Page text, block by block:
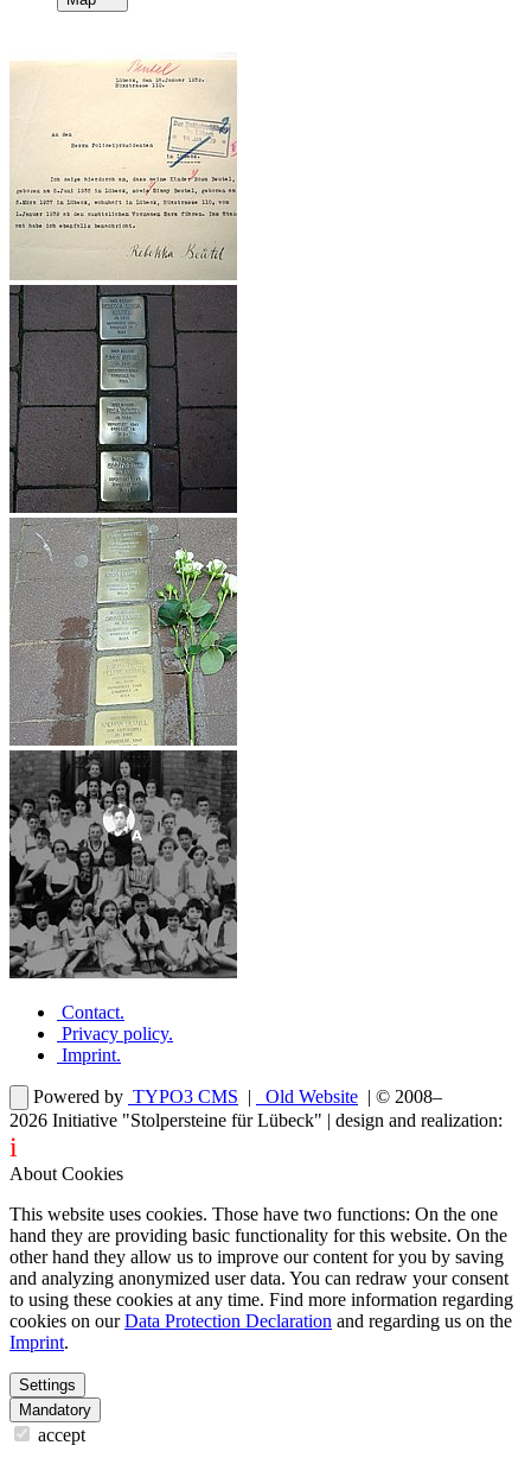
Contact.
Privacy policy.
Imprint.
Powered by TYPO3 CMS | Old Website | © 2008–
2026 Initiative "Stolpersteine für Lübeck" | design and realization:
i
About Cookies
This website uses cookies. Those have two functions: On the one
hand they are providing basic functionality for this website. On the
other hand they allow us to improve our content for you by saving
and analyzing anonymized user data. You can redraw your consent
to using these cookies at any time. Find more information regarding
cookies on ourData Protection Declaration and regarding us on the
Imprint.
Settings
Mandatory
accept